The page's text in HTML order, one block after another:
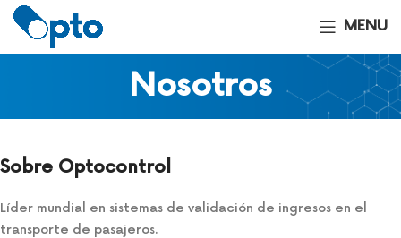
MENU
Nosotros
Sobre Optocontrol
Líder mundial en sistemas de validación de ingresos en el
transporte de pasajeros.